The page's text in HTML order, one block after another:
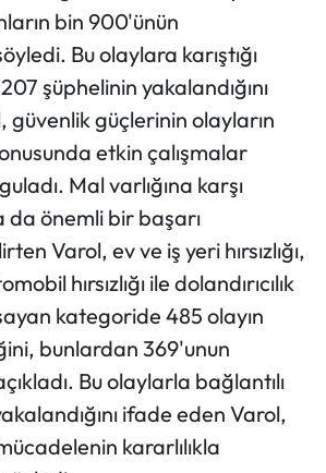
bin 900'ünün
Bu olaylara karıştığı
şüphelinin yakalandığını
güvenlik güçlerinin olayların
etkin çalışmalar
Mal varlığına karşı
da önemli bir başarı
Varol, ev ve iş yeri hırsızlığı,
hırsızlığı ile dolandırıcılık
kategoride 485 olayın
bunlardan 369'unun
Bu olaylarla bağlantılı
ifade eden Varol,
kararlılıkla